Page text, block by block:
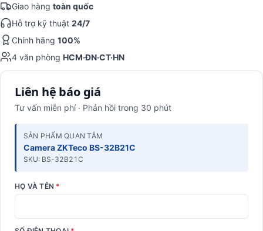
Giao hàng toàn quốc
Hỗ trợ kỹ thuật 24/7
Chính hãng 100%
4 văn phòng HCM·ĐN·CT·HN
Liên hệ báo giá
Tư vấn miễn phí · Phản hồi trong 30 phút
SẢN PHẨM QUAN TÂM
Camera ZKTeco BS-32B21C
SKU: BS-32B21C
HỌ VÀ TÊN *